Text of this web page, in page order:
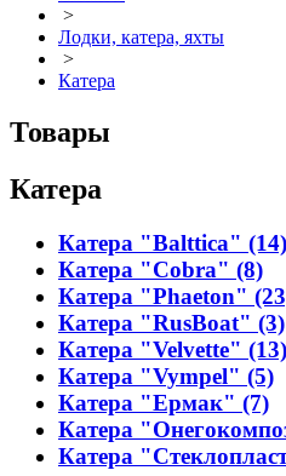
>
Лодки, катера, яхты
>
Катера
Товары
Катера
Катера "Balttica" (14)
Катера "Cobra" (8)
Катера "Phaeton"
Катера "RusBoat" (3)
Катера "Velvette" (13)
Катера "Vympel" (5)
Катера "Ермак" (7)
Катера
Катера